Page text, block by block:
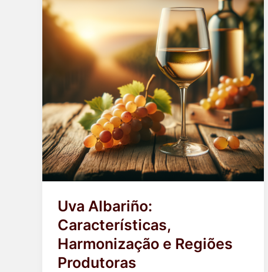
Uva Albariño:
Características,
Harmonização e Regiões
Produtoras